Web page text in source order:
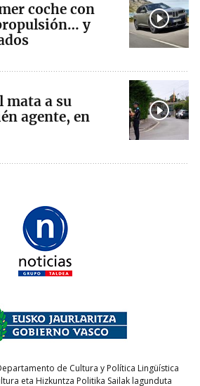
coche con
y
mata a su
agente, en
de Cultura y Política Lingüística
eta Hizkuntza Politika Sailak lagunduta